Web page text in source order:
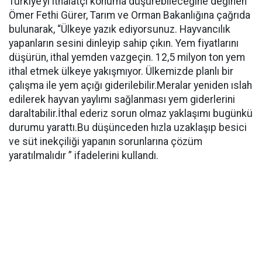
Ömer Fethi Gürer, Tarım ve Orman Bakanlığına çağrıda
bulunarak, “Ülkeye yazık ediyorsunuz. Hayvancılık
yapanların sesini dinleyip sahip çıkın. Yem fiyatlarını
düşürün, ithal yemden vazgeçin. 12,5 milyon ton yem
ithal etmek ülkeye yakışmıyor. Ülkemizde planlı bir
çalışma ile yem açığı giderilebilir.Meralar yeniden ıslah
edilerek hayvan yaylımı sağlanması yem giderlerini
daraltabilir.İthal ederiz sorun olmaz yaklaşımı bugünkü
durumu yarattı.Bu düşünceden hızla uzaklaşıp besici
ve süt inekçiliği yapanın sorunlarına çözüm
yaratılmalıdır ” ifadelerini kullandı.